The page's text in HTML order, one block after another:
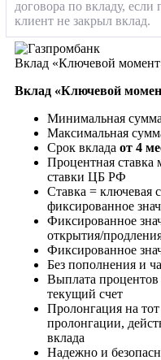
договора по вкладу,
клиент не закрыл вклад.
Вклад «Ключевой
Вклад «Ключевой
Минимальная
Максимальная
Срок вклада от 4
Процентная ставка
ставки ЦБ РФ
Ставка = ключевая
фиксированное
Фиксированное
открытия/
Фиксированное
Без пополнения и
Выплата
текущий счет
Пролонгация на
пролонгации,
вклада
Надежно и